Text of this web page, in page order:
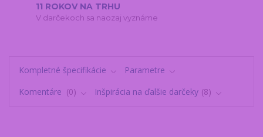
11 ROKOV NA TRHU
V darčekoch sa naozaj vyznáme
Kompletné špecifikácie
Parametre
Komentáre
0 Inšpirácia na ďalšie darčeky 8